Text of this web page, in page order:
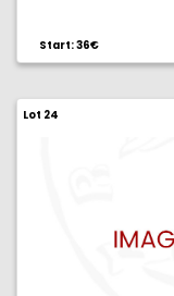
Start: 36€
Lot 24